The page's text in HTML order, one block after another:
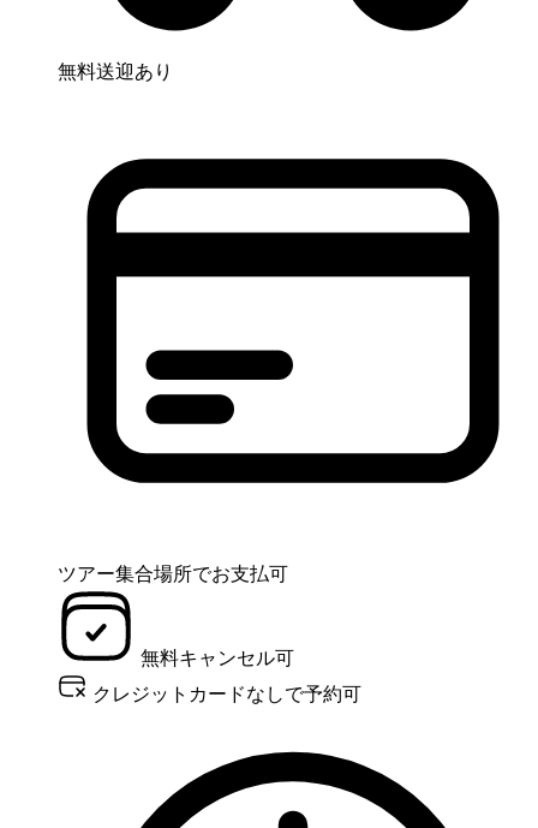
無料送迎あり
ツアー集合場所でお支払可
無料キャンセル可
クレジットカードなしで予約可